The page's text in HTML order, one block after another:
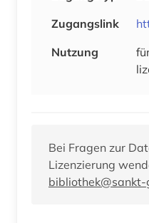
Zugangslink
Nutzung
Bei Fragen zur
Lizenzierung
bibliothek@sankt-